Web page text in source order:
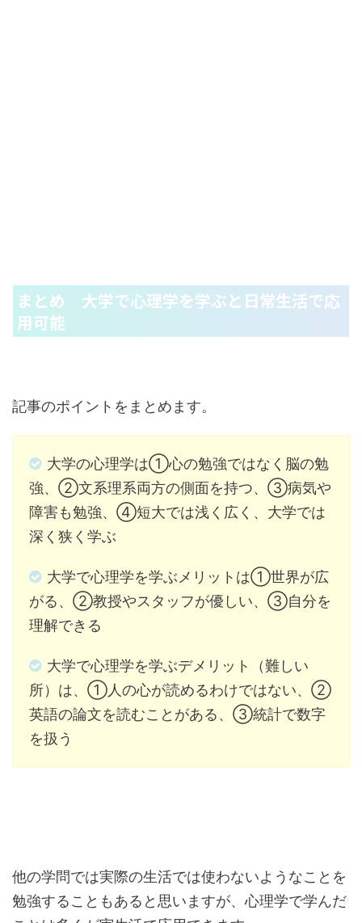
まとめ 大学で心理学を学ぶと日常生活で応
用可能
記事のポイントをまとめます。
大学の心理学は①心の勉強ではなく脳の勉
強、②文系理系両方の側面を持つ、③病気や
障害も勉強、④短大では浅く広く、大学では
深く狭く学ぶ
大学で心理学を学ぶメリットは①世界が広
がる、②教授やスタッフが優しい、③自分を
理解できる
大学で心理学を学ぶデメリット（難しい
所）は、①人の心が読めるわけではない、②
英語の論文を読むことがある、③統計で数字
を扱う
他の学問では実際の生活では使わないようなことを
勉強することもあると思いますが、心理学で学んだ